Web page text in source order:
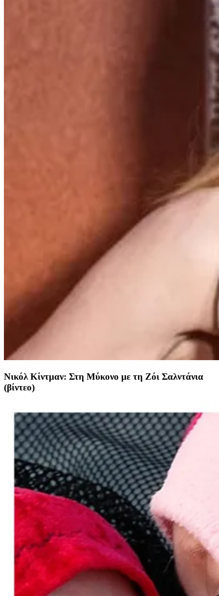
Νικόλ Κίντμαν: Στη Μύκονο με τη Ζόι Σαλντάνια
(βίντεο)